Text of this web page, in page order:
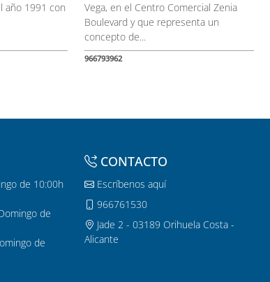
año 1991 con
Vega, en el Centro Comercial Zenia
Boulevard y que representa un
concepto de...
966793962
de 10:00h
de
de
CONTACTO
Escríbenos aquí
966761530
Jade 2 - 03189 Orihuela Costa -
Alicante